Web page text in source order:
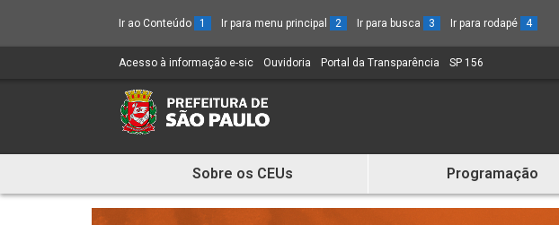
Ir ao Conteúdo 1 Ir para menu principal 2 Ir para busca 3 Ir para rodapé 4
Acesso à informação e-sic (Link
um
novo
Ouvidoria (Link
Portal da Transparência (Link
SP 156
e
Sobre os CEUs Programação